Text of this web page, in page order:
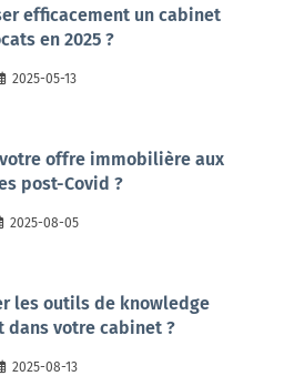
efficacement un cabinet
en 2025 ?
2025-05-13
offre immobilière aux
post-Covid ?
2025-08-05
les outils de knowledge
dans votre cabinet ?
2025-08-13